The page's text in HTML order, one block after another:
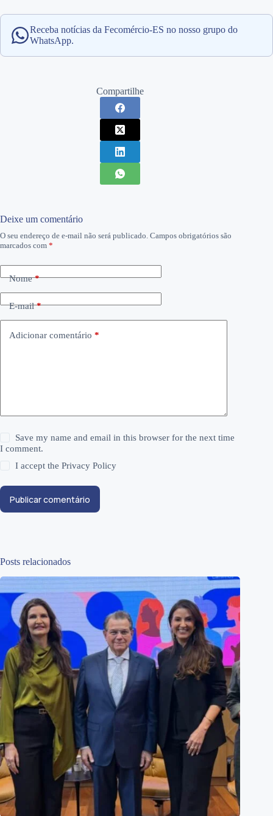
Receba notícias da Fecomércio-ES no nosso grupo do
WhatsApp.
Compartilhe
Deixe um comentário
O seu endereço de e-mail não será publicado. Campos obrigatórios são
marcados com *
Nome*
E-mail*
Adicionar comentário *
Save my name and email in this browser for the next time
I comment.
I accept thePrivacy Policy
Publicar comentário
Posts relacionados